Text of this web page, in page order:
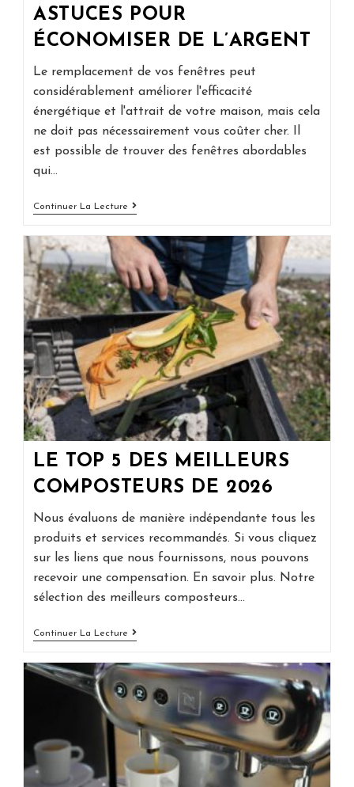
ASTUCES POUR
ÉCONOMISER DE L’ARGENT
Le remplacement de vos fenêtres peut
considérablement améliorer l'efficacité
énergétique et l'attrait de votre maison, mais cela
ne doit pas nécessairement vous coûter cher. Il
est possible de trouver des fenêtres abordables
qui…
Continuer La Lecture Les
Moins
Chères
:
Types,
Coûts
Et
Astuces
Pour
Économiser
De
L’argent
LE TOP 5 DES MEILLEURS
COMPOSTEURS DE 2026
Nous évaluons de manière indépendante tous les
produits et services recommandés. Si vous cliquez
sur les liens que nous fournissons, nous pouvons
recevoir une compensation. En savoir plus. Notre
sélection des meilleurs composteurs…
Continuer La Lecture Le
Des
Meilleurs
Composteurs
De
2026